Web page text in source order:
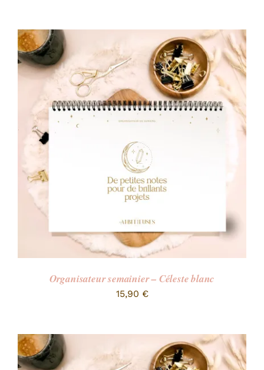
Organisateur semainier – Céleste blanc
15,90 €